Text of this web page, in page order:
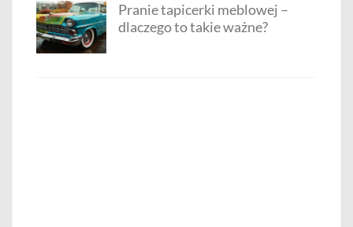
Pranie tapicerki meblowej –
dlaczego to takie ważne?